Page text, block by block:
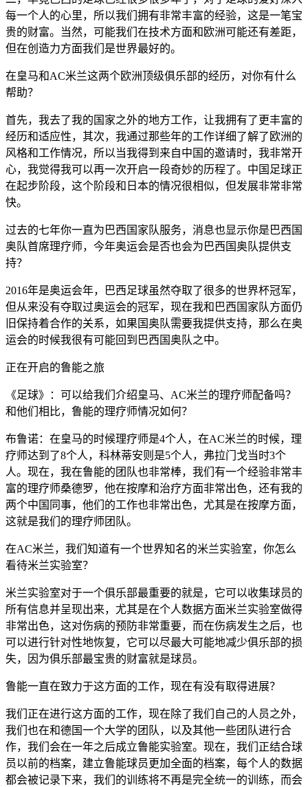
每一个人的心里，所以我们拥有非常丰富的经验，这是一笔宝
贵的财富。当然，可能我们在技术方面和欧洲可能还有差距，
但在创造力方面我们是世界最好的。
在皇马和AC米兰这两个欧洲顶级俱乐部的经历，对你有什么
帮助？
首先，我去了我的国家之外的地方工作，让我拥有了更丰富的
经历和适应性，其次，我通过那些年的工作详细了解了欧洲的
风格和工作情况，所以当我得到来自中国的邀请时，我非常开
心，我觉得我可以再一次开启一段奇妙的历程了。中国足球正
在起步阶段，这个阶段和日本的情况很相似，但发展非常非常
快。
过去的七年你一直为巴西国家队服务，消息也显示你是巴西国
奥队首席理疗师，今年奥运会是否也会为巴西国奥队提供支
持？
2016年是奥运会年，巴西足球虽然夺取了很多的世界杯冠军，
但从来没有夺取过奥运会的冠军，现在我和巴西国家队方面仍
旧保持着合作的关系，如果国奥队需要我提供支持，那么在奥
运会的时候我很有可能回到巴西国奥队之中。
正在开启的鲁能之旅
《足球》：可以给我们介绍皇马、AC米兰的理疗师配备吗？
和他们相比，鲁能的理疗师情况如何？
布鲁诺：在皇马的时候理疗师是4个人，在AC米兰的时候，理
疗师达到了8个人，科林蒂安则是5个人，弗拉门戈当时3个
人。现在，我在鲁能的团队也非常棒，我们有一个经验非常丰
富的理疗师桑德罗，他在按摩和治疗方面非常出色，还有我的
两个中国同事，他们的工作也非常出色，尤其是在按摩方面，
这就是我们的理疗师团队。
在AC米兰，我们知道有一个世界知名的米兰实验室，你怎么
看待米兰实验室？
米兰实验室对于一个俱乐部最重要的就是，它可以收集球员的
所有信息并呈现出来，尤其是在个人数据方面米兰实验室做得
非常出色，这对伤病的预防非常重要，而在伤病发生之后，也
可以进行针对性地恢复，它可以尽最大可能地减少俱乐部的损
失，因为俱乐部最宝贵的财富就是球员。
鲁能一直在致力于这方面的工作，现在有没有取得进展？
我们正在进行这方面的工作，现在除了我们自己的人员之外，
我们也在和德国一个大学的团队，以及其他一些团队进行合
作，我们会在一年之后成立鲁能实验室。现在，我们正结合球
员以前的档案，建立鲁能球员更加全面的档案，每个人的数据
都会被记录下来，我们的训练将不再是完全统一的训练，而会